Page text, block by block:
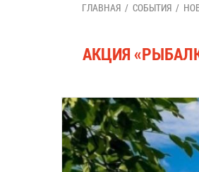
ГЛАВНАЯ СОБЫТИЯ
АКЦИЯ